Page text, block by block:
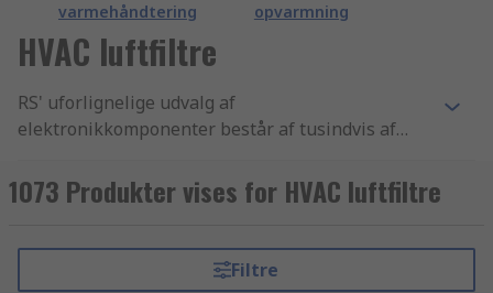
varmehåndtering
opvarmning
HVAC luftfiltre
RS' uforlignelige udvalg af
elektronikkomponenter består af tusindvis af
produkter, der inkluderer Aircondition og
klimaregulering - apparater, HVAC følere og
har de bedste HVAC luftfiltre produkter samt de
bedste muligheder for levering fra lager i
1073 Produkter vises for HVAC luftfiltre
Filtre